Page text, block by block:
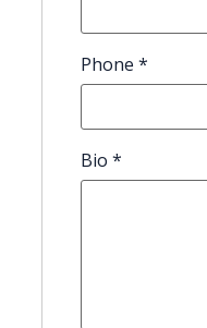
Phone *
Bio *